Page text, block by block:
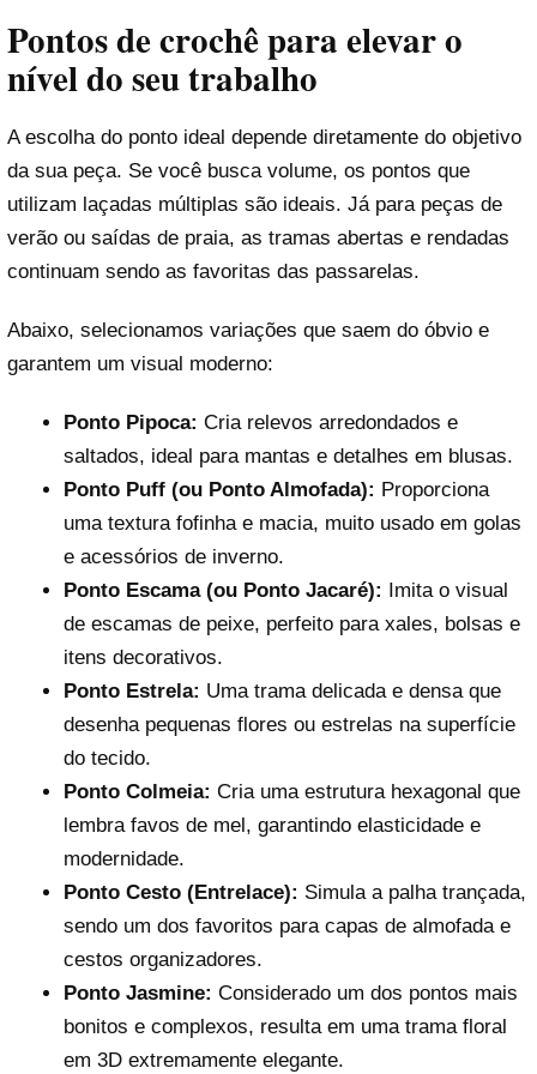
Pontos de crochê para elevar o
nível do seu trabalho
A escolha do ponto ideal depende diretamente do objetivo
da sua peça. Se você busca volume, os pontos que
utilizam laçadas múltiplas são ideais. Já para peças de
verão ou saídas de praia, as tramas abertas e rendadas
continuam sendo as favoritas das passarelas.
Abaixo, selecionamos variações que saem do óbvio e
garantem um visual moderno:
Ponto Pipoca: Cria relevos arredondados e
saltados, ideal para mantas e detalhes em blusas.
Ponto Puff (ou Ponto Almofada): Proporciona
uma textura fofinha e macia, muito usado em golas
e acessórios de inverno.
Ponto Escama (ou Ponto Jacaré): Imita o visual
de escamas de peixe, perfeito para xales, bolsas e
itens decorativos.
Ponto Estrela: Uma trama delicada e densa que
desenha pequenas flores ou estrelas na superfície
do tecido.
Ponto Colmeia: Cria uma estrutura hexagonal que
lembra favos de mel, garantindo elasticidade e
modernidade.
Ponto Cesto (Entrelace): Simula a palha trançada,
sendo um dos favoritos para capas de almofada e
cestos organizadores.
Ponto Jasmine: Considerado um dos pontos mais
bonitos e complexos, resulta em uma trama floral
em 3D extremamente elegante.